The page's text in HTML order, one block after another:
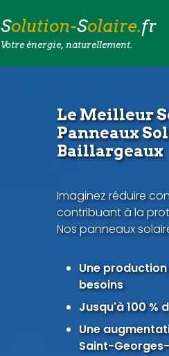
Solution-Solaire.fr
Votre énergie, naturellement.
Le Meilleur
Panneaux
Baillargeaux
Imaginez réduire
contribuant à la
Nos panneaux
Une
besoins
Jusqu'à 100 %
Une
Saint-